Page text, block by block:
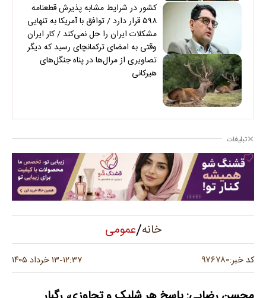
کشور در شرایط مشابه پذیرش قطعنامه
۵۹۸ قرار دارد / توافق با آمریکا به تنهایی
مشکلات ایران را حل نمی‌کند / کار ایران
وقتی به امضای ترکمانچای رسید که دیگر
چاره‌ای نبود
تصاویری از مرال‌ها در پناه جنگل‌های
هیرکانی
تبلیغات
خانه/عمومی
کد خبر:۹۷۶۷۸۰ ۱۲:۳۷-۱۳ خرداد ۱۴۰۵